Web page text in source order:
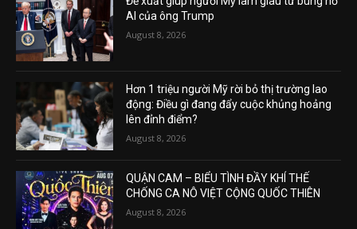
AI của ông Trump
August 8, 2026
Hơn 1 triệu người Mỹ rời bỏ thị trường lao
động: Điều gì đang đẩy cuộc khủng hoảng
lên đỉnh điểm?
August 8, 2026
QUẬN CAM – BIỂU TÌNH ĐẦY KHÍ THẾ
CHỐNG CA NÔ VIỆT CỘNG QUỐC THIÊN
August 8, 2026